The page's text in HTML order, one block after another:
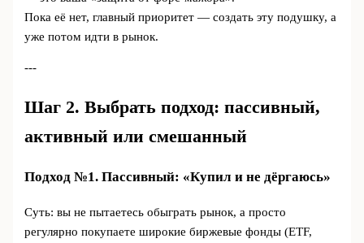
Пока её нет, главный приоритет — создать эту подушку, а
уже потом идти в рынок.
---
Шаг 2. Выбрать подход: пассивный,
активный или смешанный
Подход №1. Пассивный: «Купил и не дёргаюсь»
Суть: вы не пытаетесь обыграть рынок, а просто
регулярно покупаете широкие биржевые фонды (ETF,